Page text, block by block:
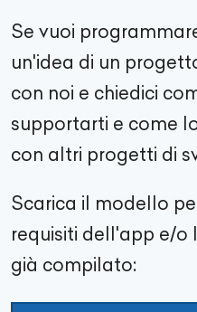
Se vuoi
un'idea di un
con noi e chiedici
supportarti e come
con altri progetti di
Scarica il modello
requisiti dell'app e/
già compilato: